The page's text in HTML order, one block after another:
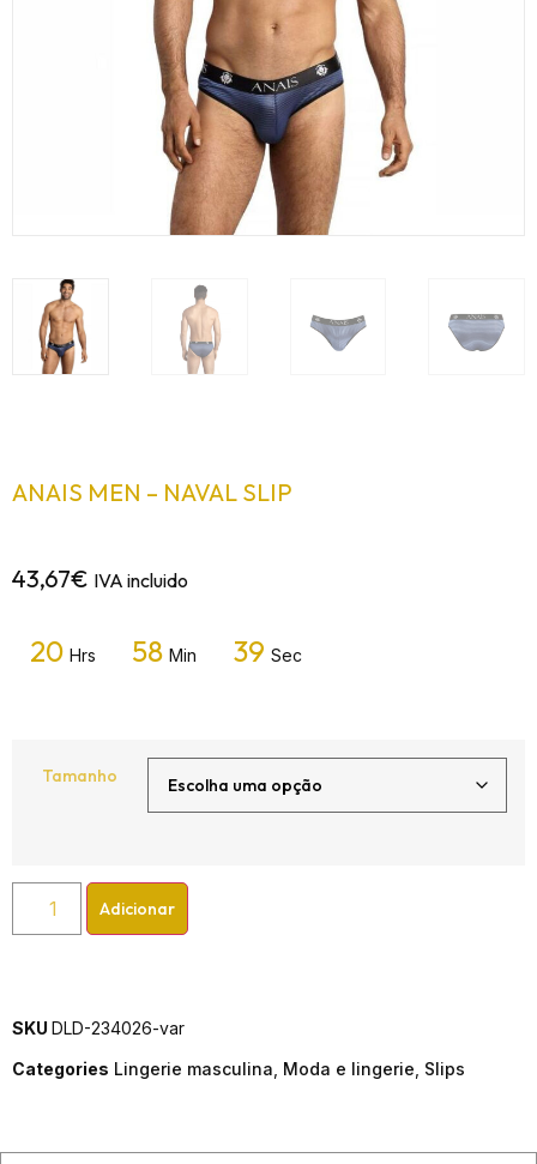
ANAIS MEN – NAVAL SLIP
43,67€ IVA incluido
20 Hrs 58 Min 39 Sec
Tamanho
Adicionar
SKU DLD-234026-var
Categories Lingerie masculina Moda e lingerie Slips